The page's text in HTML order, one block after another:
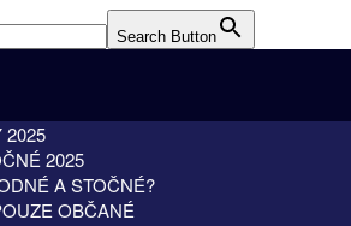
Search Button
2025
2025
A STOČNÉ?
OBČANÉ